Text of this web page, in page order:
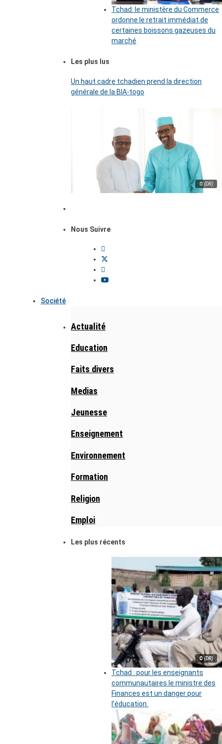
Tchad: le ministère du Commerce
ordonne le retrait immédiat de
certaines boissons gazeuses du
marché
Les plus lus
Un haut cadre tchadien prend la direction
générale de la BIA-togo
© (DR)
Nous Suivre
Société
Actualité
Education
Faits divers
Medias
Jeunesse
Enseignement
Environnement
Formation
Religion
Emploi
Les plus récents
© (DR)
Tchad : pour les enseignants
communautaires le ministre des
Finances est un danger pour
l’éducation.